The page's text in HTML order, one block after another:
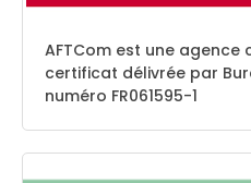
AFTCom est une agence
certificat délivrée par
numéro FR061595-1